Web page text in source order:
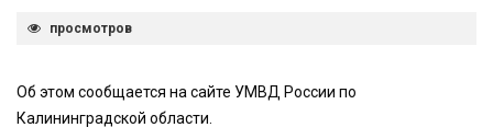
просмотров
Об этом сообщается на сайте УМВД России по
Калининградской области.